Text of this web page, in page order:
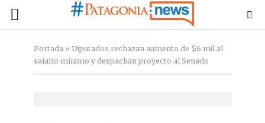
Portada» Diputados rechazan aumento de $6 mil al
salario mínimo y despachan proyecto al Senado